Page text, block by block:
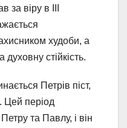
віру в ІІІ
худоби, а
стійкість.
Петрів піст,
Цей період
та Павлу, і він